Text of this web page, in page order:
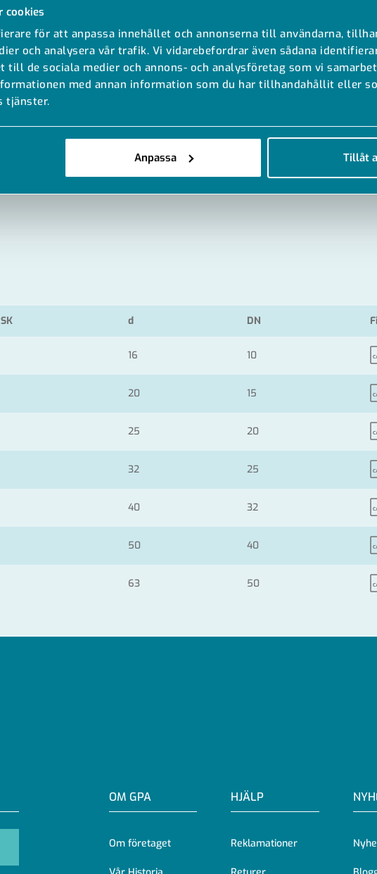
cookies
för att anpassa innehållet och annonserna till användarna,
och analysera vår trafik. Vi vidarebefordrar även sådana
de sociala medier och annons- och analysföretag som vi
med annan information som du har tillhandahållit eller
tjänster.
Anpassa Tillåt
MODELLER DOKUMENT
d DN
16 10
20 15
25 20
32 25
40 32
50 40
63 50
OM GPA
Om företaget
HJÄLP
Reklamationer